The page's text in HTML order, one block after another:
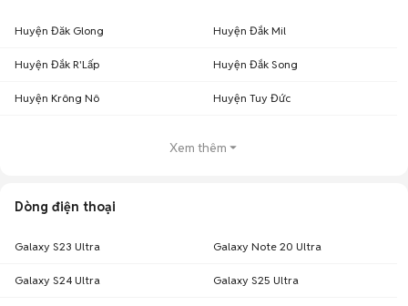
Huyện Đăk Glong Huyện Đắk Mil
Huyện Đắk R'Lấp Huyện Đắk Song
Huyện Krông Nô Huyện Tuy Đức
Xem thêm
Dòng điện thoại
Galaxy S23 Ultra Galaxy Note 20 Ultra
Galaxy S24 Ultra Galaxy S25 Ultra